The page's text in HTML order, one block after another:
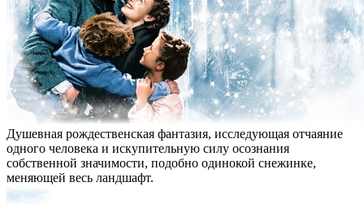
Душевная рождественская фантазия, исследующая отчаяние
одного человека и искупительную силу осознания
собственной значимости, подобно одинокой снежинке,
меняющей весь ландшафт.